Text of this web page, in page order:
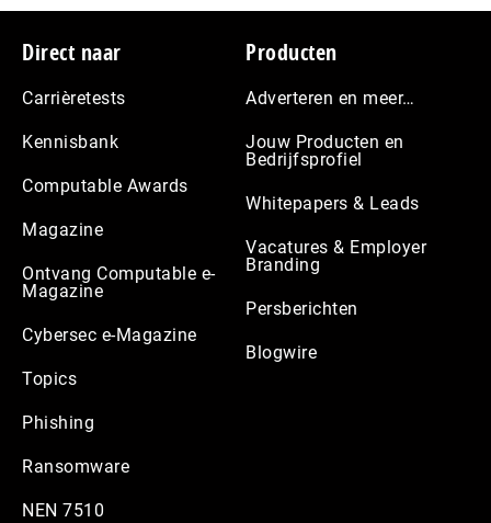
Footer
Direct naar
Carrièretests
Kennisbank
Computable Awards
Magazine
Ontvang Computable e-
Magazine
Cybersec e-Magazine
Topics
Phishing
Ransomware
NEN 7510
Producten
Adverteren en meer…
Jouw Producten en
Bedrijfsprofiel
Whitepapers & Leads
Vacatures & Employer
Branding
Persberichten
Blogwire